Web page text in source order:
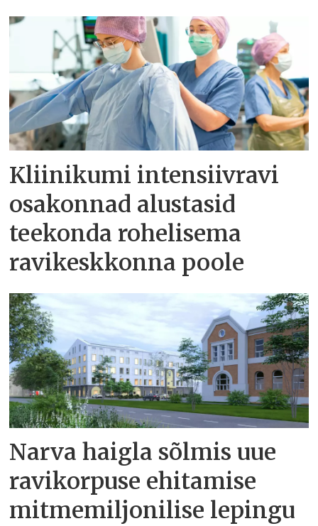
Kliinikumi intensiivravi
osakonnad alustasid
teekonda rohelisema
ravikeskkonna poole
Narva haigla sõlmis uue
ravikorpuse ehitamise
mitmemiljonilise lepingu